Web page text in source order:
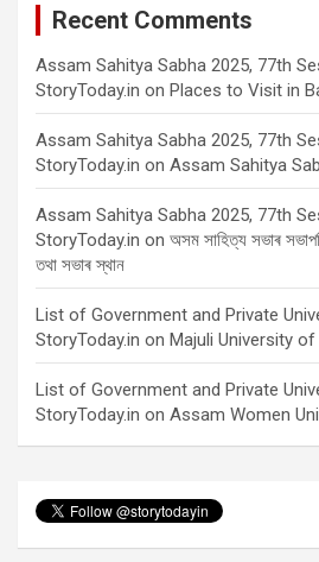
Recent Comments
Assam Sahitya Sabha 2025, 77th
StoryToday.in on Places to Visit in
Assam Sahitya Sabha 2025, 77th
StoryToday.in on Assam Sahitya
Assam Sahitya Sabha 2025, 77th
StoryToday.in on অসম সাহিত্য সভাৰ
তথা সভাৰ স্থান
List of Government and Private
StoryToday.in on Majuli University of
List of Government and Private
StoryToday.in on Assam Women